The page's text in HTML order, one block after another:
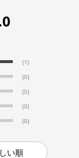
(1)
(0)
(0)
(0)
(0)
い順